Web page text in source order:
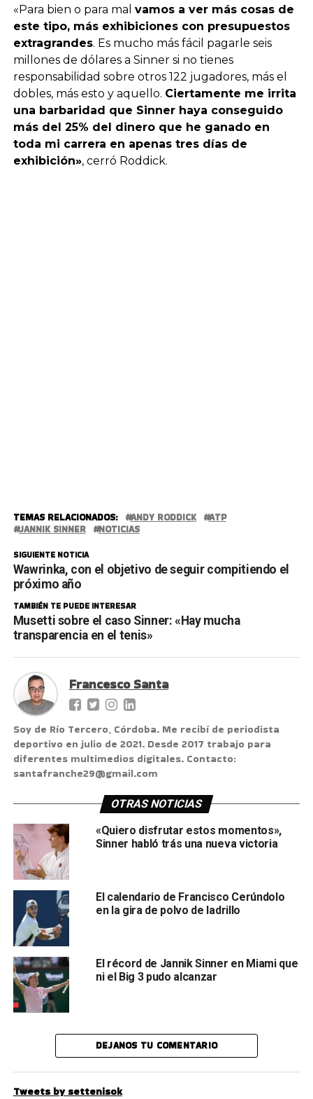
«Para bien o para mal vamos a ver más cosas de
este tipo, más exhibiciones con presupuestos
extragrandes. Es mucho más fácil pagarle seis
millones de dólares a Sinner si no tienes
responsabilidad sobre otros 122 jugadores, más el
dobles, más esto y aquello. Ciertamente me irrita
una barbaridad que Sinner haya conseguido
más del 25% del dinero que he ganado en
toda mi carrera en apenas tres días de
exhibición», cerró Roddick.
TEMAS RELACIONADOS: ANDY RODDICK
ATP
JANNIK SINNER
NOTICIAS
SIGUIENTE NOTICIA
Wawrinka, con el objetivo de seguir compitiendo el
próximo año
TAMBIÉN TE PUEDE INTERESAR
Musetti sobre el caso Sinner: «Hay mucha
transparencia en el tenis»
Francesco Santa
Soy de Río Tercero, Córdoba. Me recibí de periodista
deportivo en julio de 2021. Desde 2017 trabajo para
diferentes multimedios digitales. Contacto:
santafranche29@gmail.com
OTRAS NOTICIAS
«Quiero disfrutar estos momentos»,
Sinner habló trás una nueva victoria
El calendario de Francisco Cerúndolo
en la gira de polvo de ladrillo
El récord de Jannik Sinner en Miami que
ni el Big 3 pudo alcanzar
DEJANOS TU COMENTARIO
Tweets by settenisok